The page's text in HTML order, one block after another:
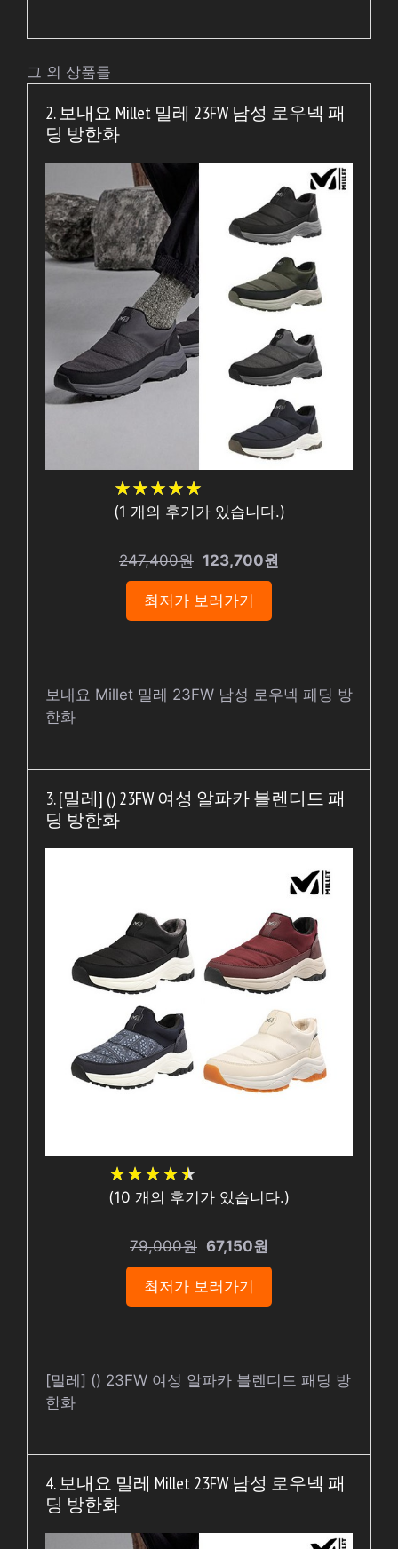
그 외 상품들
2. 보내요 Millet 밀레 23FW 남성 로우넥 패
딩 방한화
★★★★★
★★★★★
(1 개의 후기가 있습니다.)
247,400원 123,700원
최저가 보러가기
보내요 Millet 밀레 23FW 남성 로우넥 패딩 방
한화
3. [밀레] () 23FW 여성 알파카 블렌디드 패
딩 방한화
★★★★★
★★★★★
(10 개의 후기가 있습니다.)
79,000원 67,150원
최저가 보러가기
[밀레] () 23FW 여성 알파카 블렌디드 패딩 방
한화
4. 보내요 밀레 Millet 23FW 남성 로우넥 패
딩 방한화